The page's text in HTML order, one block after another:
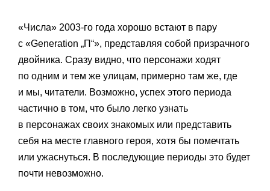
«Числа» 2003-го года хорошо встают в пару
с «Generation „П“», представляя собой призрачного
двойника. Сразу видно, что персонажи ходят
по одним и тем же улицам, примерно там же, где
и мы, читатели. Возможно, успех этого периода
частично в том, что было легко узнать
в персонажах своих знакомых или представить
себя на месте главного героя, хотя бы помечтать
или ужаснуться. В последующие периоды это будет
почти невозможно.